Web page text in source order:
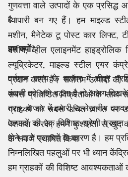
गुणवत्ता वाले उत्पादों के एक प्रसिद्ध
व्यापारी बन गए हैं। हम माइल्ड
मशीन, मैनेटेक टू पोस्ट कार लिफ्ट,
मशीन, व्हील एलाइनमेंट
ल्यूब्रिकेटर, माइल्ड स्टील एयर
प्रदान करते हैं। सर्वोत्तम उत्पादों
सबसे प्रतिष्ठित विक्रेताओं के साथ
ग्राहकों को सबसे उचित लागत पर
पेशकश करके, हमने कुशलता से खुद को
के रूप में स्थापित किया
है।
हम क्यों?
वर्तमान समय के बाजार में तीव्र
कंपनी को आगे बढ़ना है तो अलग
तरह, बाजार में हमारी उल्लेखनीय
उत्पादों की एक विशिष्ट श्रेणी
होने वाले प्रयासों के कारण है। हम
निम्नलिखित पहलुओं पर भी ध्यान
हम ग्राहकों की विशिष्ट